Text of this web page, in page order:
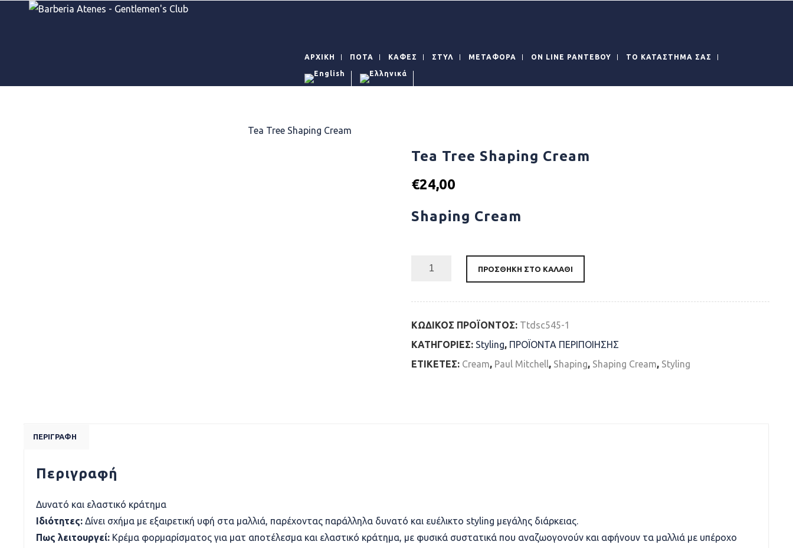
ΑΡΧΙΚΗ ΠΟΤΑ ΚΑΦΕΣ ΣΤΥΛ ΜΕΤΑΦΟΡΑ ON LINE ΡΑΝΤΕΒΟΥ ΤΟ ΚΑΤΑΣΤΗΜΑ ΣΑΣ
Tea Tree Shaping Cream
Tea Tree Shaping Cream
€24,00
Shaping Cream
ΠΡΟΣΘΉΚΗ ΣΤΟ ΚΑΛΆΘΙ
ΚΩΔΙΚΌΣ ΠΡΟΪΌΝΤΟΣ: Ttdsc545-1
ΚΑΤΗΓΟΡΊΕΣ: Styling, ΠΡΟΪΟΝTA ΠΕΡΙΠΟΙΗΣΗΣ
ΕΤΙΚΈΤΕΣ: Cream, Paul Mitchell, Shaping, Shaping Cream, Styling
ΠΕΡΙΓΡΑΦΉ
Περιγραφή
Δυνατό και ελαστικό κράτημα
Ιδιότητες:Δίνει σχήμα με εξαιρετική υφή στα μαλλιά, παρέχοντας παράλληλα δυνατό και ευέλικτο styling μεγάλης διάρκειας.
Πως λειτουργεί: Κρέμα φορμαρίσματος για ματ αποτέλεσμα και ελαστικό κράτημα, με φυσικά συστατικά που αναζωογονούν και αφήνουν τα μαλλιά με υπέροχο